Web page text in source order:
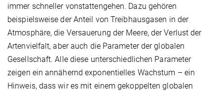
immer schneller vonstattengehen. Dazu gehören
beispielsweise der Anteil von Treibhausgasen in der
Atmosphäre, die Versauerung der Meere, der Verlust der
Artenvielfalt, aber auch die Parameter der globalen
Gesellschaft. Alle diese unterschiedlichen Parameter
zeigen ein annähernd exponentielles Wachstum – ein
Hinweis, dass wir es mit einem gekoppelten globalen